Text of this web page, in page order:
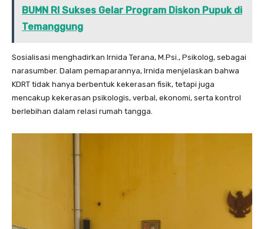
BUMN RI Sukses Gelar Program Diskon Pupuk di
Temanggung
Sosialisasi menghadirkan Irnida Terana, M.Psi., Psikolog, sebagai
narasumber. Dalam pemaparannya, Irnida menjelaskan bahwa
KDRT tidak hanya berbentuk kekerasan fisik, tetapi juga
mencakup kekerasan psikologis, verbal, ekonomi, serta kontrol
berlebihan dalam relasi rumah tangga.